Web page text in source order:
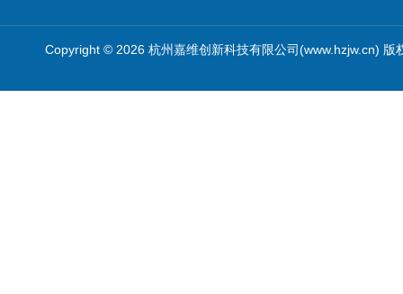
Copyright © 2026 杭州嘉维创新科技有限公司(www.hzjw.cn) 版